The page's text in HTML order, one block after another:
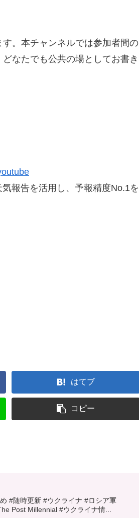
。本チャンネルでは参加者間の
なたでも公共の場としてお書き
報告を活用し、予報精度No.1を
はてブ
コピー
#随時更新 #ウクライナ #ロシア軍
Post Millennial #ウクライナ情...